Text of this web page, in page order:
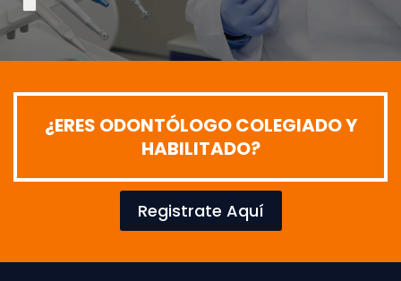
¿ERES ODONTÓLOGO COLEGIADO Y
HABILITADO?
Registrate Aquí